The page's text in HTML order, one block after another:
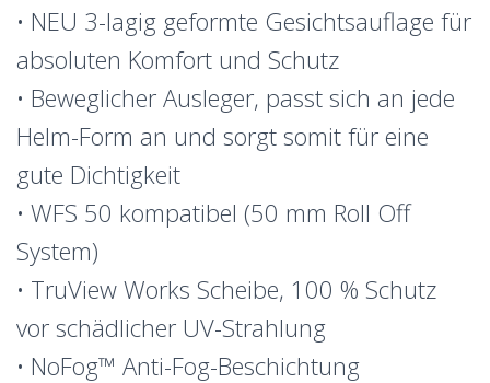
• NEU 3-lagig geformte Gesichtsauflage für
absoluten Komfort und Schutz
• Beweglicher Ausleger, passt sich an jede
Helm-Form an und sorgt somit für eine
gute Dichtigkeit
• WFS 50 kompatibel (50 mm Roll Off
System)
• TruView Works Scheibe, 100 % Schutz
vor schädlicher UV-Strahlung
• NoFog™ Anti-Fog-Beschichtung